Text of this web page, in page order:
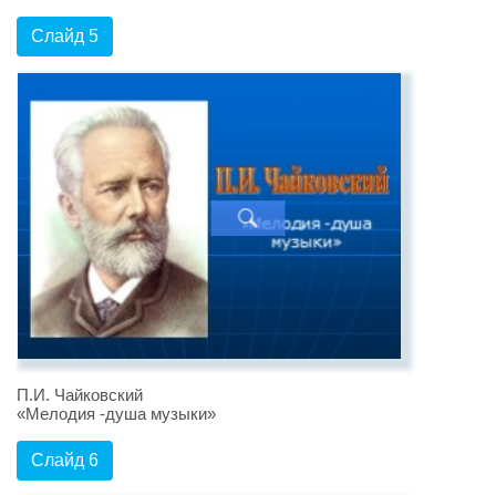
Слайд 5
П.И. Чайковский
«Мелодия -душа музыки»
Слайд 6